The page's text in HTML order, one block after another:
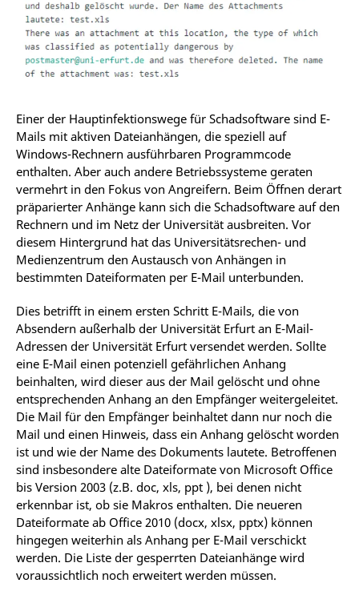
Einer der Hauptinfektionswege für Schadsoftware sind E-
Mails mit aktiven Dateianhängen, die speziell auf
Windows-Rechnern ausführbaren Programmcode
enthalten. Aber auch andere Betriebssysteme geraten
vermehrt in den Fokus von Angreifern. Beim Öffnen derart
präparierter Anhänge kann sich die Schadsoftware auf den
Rechnern und im Netz der Universität ausbreiten. Vor
diesem Hintergrund hat das Universitätsrechen- und
Medienzentrum den Austausch von Anhängen in
bestimmten Dateiformaten per E-Mail unterbunden.
Dies betrifft in einem ersten Schritt E-Mails, die von
Absendern außerhalb der Universität Erfurt an E-Mail-
Adressen der Universität Erfurt versendet werden. Sollte
eine E-Mail einen potenziell gefährlichen Anhang
beinhalten, wird dieser aus der Mail gelöscht und ohne
entsprechenden Anhang an den Empfänger weitergeleitet.
Die Mail für den Empfänger beinhaltet dann nur noch die
Mail und einen Hinweis, dass ein Anhang gelöscht worden
ist und wie der Name des Dokuments lautete. Betroffenen
sind insbesondere alte Dateiformate von Microsoft Office
bis Version 2003 (z.B. doc, xls, ppt ), bei denen nicht
erkennbar ist, ob sie Makros enthalten. Die neueren
Dateiformate ab Office 2010 (docx, xlsx, pptx) können
hingegen weiterhin als Anhang per E-Mail verschickt
werden. Die Liste der gesperrten Dateianhänge wird
voraussichtlich noch erweitert werden müssen.